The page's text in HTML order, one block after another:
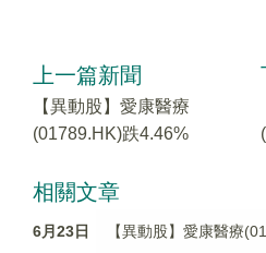
上一篇新聞
【異動股】愛康醫療
(01789.HK)跌4.46%
相關文章
6月23日 【異動股】愛康醫療